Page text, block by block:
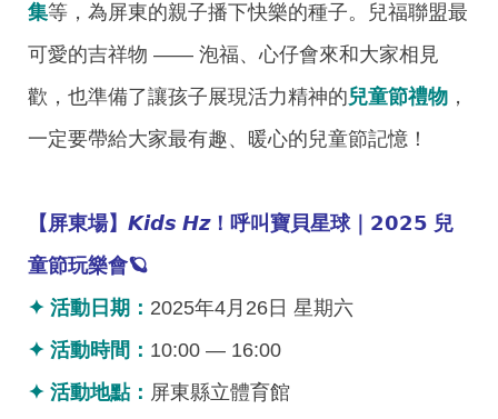
集等，為屏東的親子播下快樂的種子。兒福聯盟最
可愛的吉祥物 —— 泡福、心仔會來和大家相見
歡，也準備了讓孩子展現活力精神的兒童節禮物 ，
一定要帶給大家最有趣、暖心的兒童節記憶！
【屏東場】𝙆𝙞𝙙𝙨 𝙃𝙯！呼叫寶貝星球｜𝟮𝟬𝟮𝟱 兒
童節玩樂會🪐
✦ 活動日期： 2025年4月26日 星期六
✦ 活動時間： 10:00 — 16:00
✦ 活動地點： 屏東縣立體育館